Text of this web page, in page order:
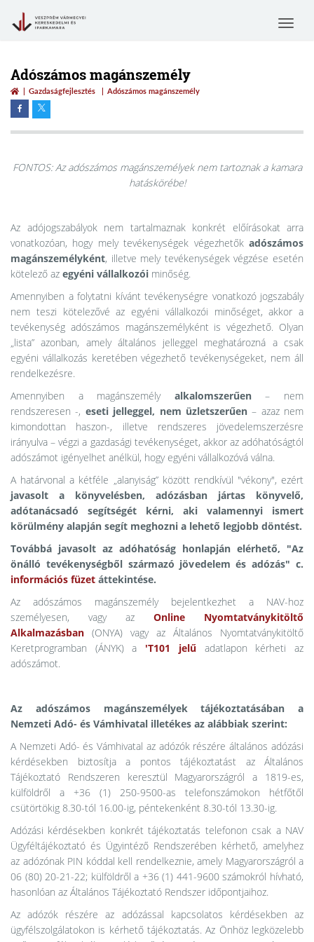
Toggle
Adószámos magánszemély
Gazdaságfejlesztés Adószámos magánszemély
FONTOS: Az adószámos magánszemélyek nem tartoznak a kamara
hatáskörébe!
Az adójogszabályok nem tartalmaznak konkrét előírásokat arra
vonatkozóan, hogy mely tevékenységek végezhetők adószámos
magánszemélyként, illetve mely tevékenységek végzése esetén
kötelező az egyéni vállalkozói minőség.
Amennyiben a folytatni kívánt tevékenységre vonatkozó jogszabály
nem teszi kötelezővé az egyéni vállalkozói minőséget, akkor a
tevékenység adószámos magánszemélyként is végezhető. Olyan
„lista” azonban, amely általános jelleggel meghatározná a csak
egyéni vállalkozás keretében végezhető tevékenységeket, nem áll
rendelkezésre.
Amennyiben a magánszemély alkalomszerűen– nem
rendszeresen -, eseti jelleggel, nem üzletszerűen– azaz nem
kimondottan haszon-, illetve rendszeres jövedelemszerzésre
irányulva – végzi a gazdasági tevékenységet, akkor az adóhatóságtól
adószámot igényelhet anélkül, hogy egyéni vállalkozóvá válna.
A határvonal a kétféle „alanyiság” között rendkívül "vékony", ezért
javasolt a könyvelésben, adózásban jártas könyvelő,
adótanácsadó segítségét kérni, aki valamennyi ismert
körülmény alapján segít meghozni a lehető legjobb döntést.
Továbbá javasolt az adóhatóság honlapján elérhető, "Az
önálló tevékenységből származó jövedelem és adózás" c.
információs füzet áttekintése.
Az adószámos magánszemély bejelentkezhet a NAV-hoz
személyesen, vagy az Online Nyomtatványkitöltő
Alkalmazásban (ONYA) vagy az Általános Nyomtatványkitöltő
Keretprogramban (ÁNYK) a 'T101 jelűadatlapon kérheti az
adószámot.
Az adószámos magánszemélyek tájékoztatásában a
Nemzeti Adó- és Vámhivatal illetékes az alábbiak szerint:
A Nemzeti Adó- és Vámhivatal az adózók részére általános adózási
kérdésekben biztosítja a pontos tájékoztatást az Általános
Tájékoztató Rendszeren keresztül Magyarországról a 1819-es,
külföldről a +36 (1) 250-9500-as telefonszámokon hétfőtől
csütörtökig 8.30-tól 16.00-ig, péntekenként 8.30-tól 13.30-ig.
Adózási kérdésekben konkrét tájékoztatás telefonon csak a NAV
Ügyféltájékoztató és Ügyintéző Rendszerében kérhető, amelyhez
az adózónak PIN kóddal kell rendelkeznie, amely Magyarországról a
06 (80) 20-21-22; külföldről a +36 (1) 441-9600 számokról hívható,
hasonlóan az Általános Tájékoztató Rendszer időpontjaihoz.
Az adózók részére az adózással kapcsolatos kérdésekben az
ügyfélszolgálatokon is kérhető tájékoztatás. Az Önhöz legközelebb